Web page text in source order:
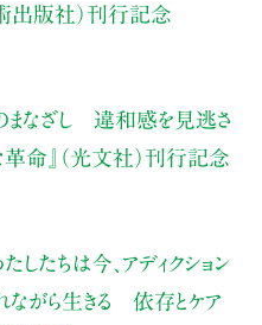
出版社）刊行記念
まなざし 違和感を見逃さ
革命』（光文社）刊行記念
たしたちは今、アディクション
ながら生きる 依存とケア